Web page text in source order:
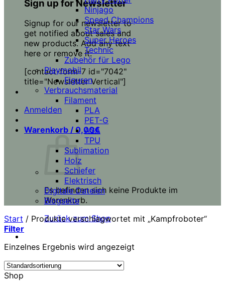
Sign up for Newsletter
Signup for our newsletter to
get notified about sales and
new products. Add any text
here or remove it.
[contact-form-7 id="7042"
title="Newsletter Vertical"]
Anmelden
Warenkorb / 0,00€
Es befinden sich keine Produkte im
Warenkorb.
Zurück zum Shop
Ninjago
Speed Champions
Star Wars
Super Heroes
Technic
Zubehör für Lego
Playmobil
Figuren
Verbrauchsmaterial
Filament
PLA
PET-G
ASA
TPU
Sublimation
Holz
Schiefer
Elektrisch
Digitale Dateien
Blogseite
Start / Produkte verschlagwortet mit „Kampfroboter“
Filter
Einzelnes Ergebnis wird angezeigt
Shop